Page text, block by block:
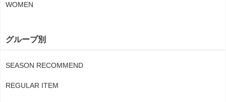
WOMEN
グループ別
SEASON RECOMMEND
REGULAR ITEM